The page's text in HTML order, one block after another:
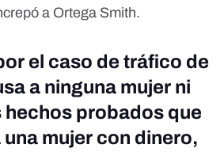
a Ortega Smith.
el caso de tráfico de
a ninguna mujer ni
hechos probados que
mujer con dinero,